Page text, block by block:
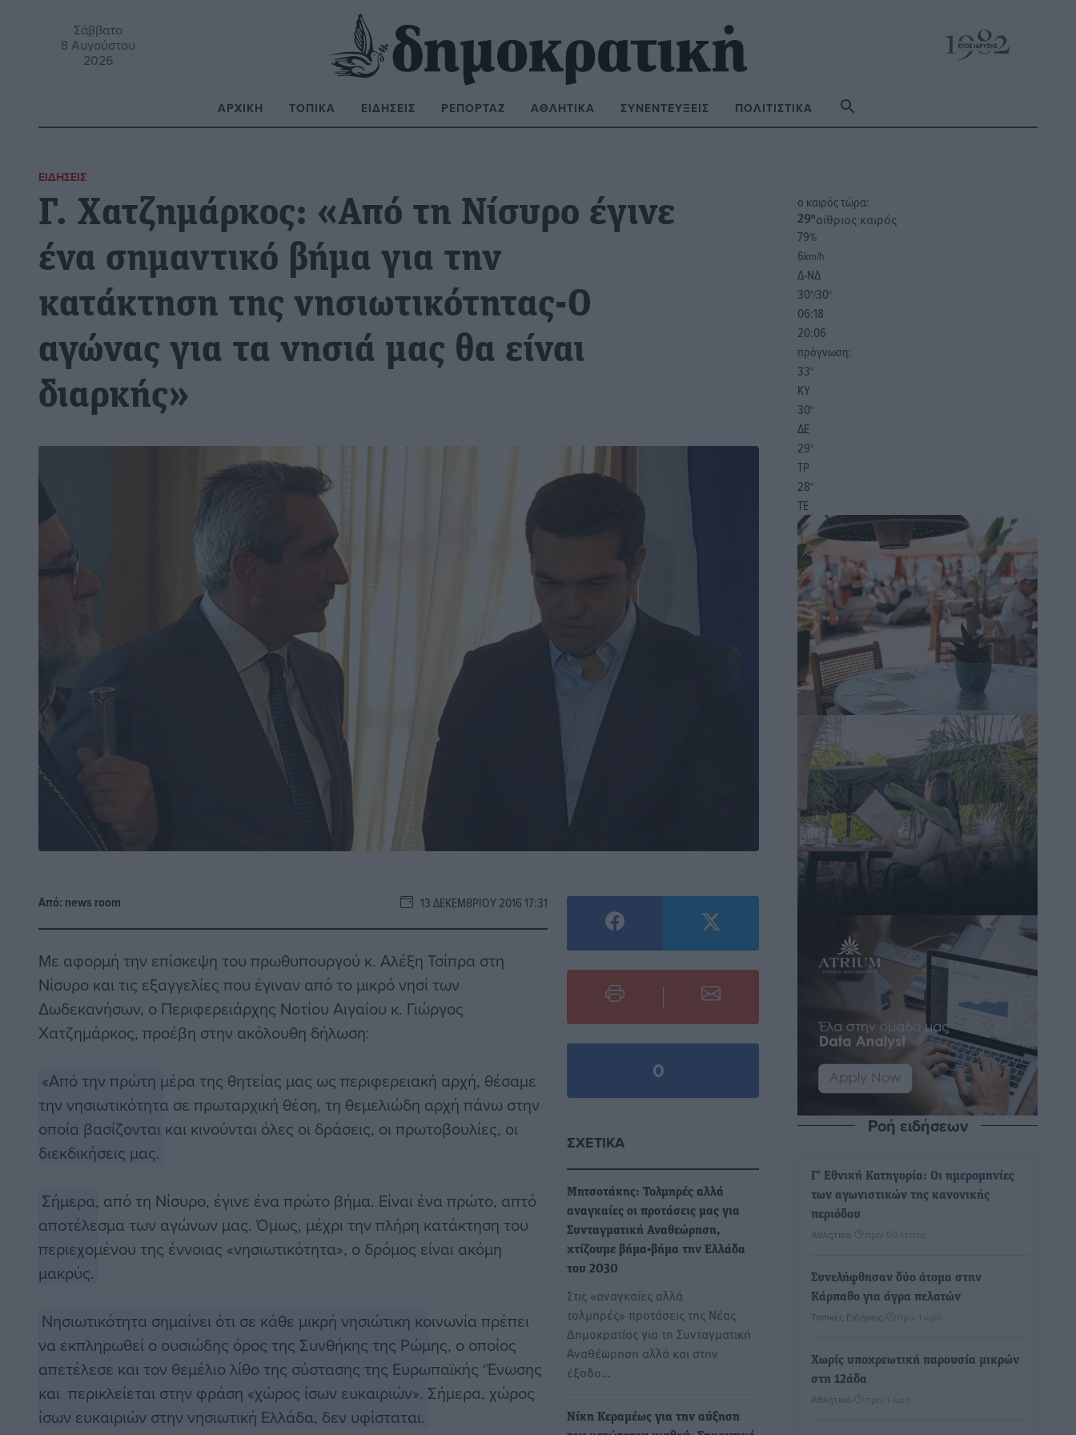
Σάββατο
8 Αυγούστου
2026
ΑΡΧΙΚΉ ΤΟΠΙΚΆ ΕΙΔΉΣΕΙΣ ΡΕΠΟΡΤΆΖ ΑΘΛΗΤΙΚΆ ΣΥΝΕΝΤΕΎΞΕΙΣ ΠΟΛΙΤΙΣΤΙΚΆ
ΕΙΔΉΣΕΙΣ
Γ. Χατζημάρκος: «Από τη Νίσυρο έγινε
ένα σημαντικό βήμα για την
κατάκτηση της νησιωτικότητας-Ο
αγώνας για τα νησιά μας θα είναι
διαρκής»
Από: news room 13 ΔΕΚΕΜΒΡΊΟΥ 2016 17:31
Με αφορμή την επίσκεψη του πρωθυπουργού κ. Αλέξη Τσίπρα στη
Νίσυρο και τις εξαγγελίες που έγιναν από το μικρό νησί των
Δωδεκανήσων, ο Περιφερειάρχης Νοτίου Αιγαίου κ. Γιώργος
Χατζημάρκος, προέβη στην ακόλουθη δήλωση:
«Από την πρώτη μέρα της θητείας μας ως περιφερειακή αρχή, θέσαμε
την νησιωτικότητα σε πρωταρχική θέση, τη θεμελιώδη αρχή πάνω στην
οποία βασίζονται και κινούνται όλες οι δράσεις, οι πρωτοβουλίες, οι
διεκδικήσεις μας.
Σήμερα, από τη Νίσυρο, έγινε ένα πρώτο βήμα. Είναι ένα πρώτο, απτό
αποτέλεσμα των αγώνων μας. Όμως, μέχρι την πλήρη κατάκτηση του
περιεχομένου της έννοιας «νησιωτικότητα», ο δρόμος είναι ακόμη
μακρύς.
Νησιωτικότητα σημαίνει ότι σε κάθε μικρή νησιώτικη κοινωνία πρέπει
να εκπληρωθεί ο ουσιώδης όρος της Συνθήκης της Ρώμης, ο οποίος
απετέλεσε και τον θεμέλιο λίθο της σύστασης της Ευρωπαϊκής ‘Ένωσης
και περικλείεται στην φράση «χώρος ίσων ευκαιριών». Σήμερα, χώρος
ίσων ευκαιριών στην νησιωτική Ελλάδα, δεν υφίσταται.
0
ΣΧΕΤΙΚΆ
Μητσοτάκης: Τολμηρές αλλά
αναγκαίες οι προτάσεις μας για
Συνταγματική Αναθεώρηση,
χτίζουμε βήμα-βήμα την Ελλάδα
του 2030
Στις «αναγκαίες αλλά
τολμηρές» προτάσεις της Νέας
Δημοκρατίας για τη Συνταγματική
Αναθέωρηση αλλά και στην
έξοδο…
Νίκη Κεραμέως για την αύξηση
o καιρός τώρα:
29°αίθριος καιρός
79%
6km/h
Δ-ΝΔ
30°/30°
06:18
20:06
πρόγνωση:
33°
ΚΥ
30°
ΔΕ
29°
ΤΡ
28°
ΤΕ
Ροή ειδήσεων
Γ’ Εθνική Κατηγορία: Οι ημερομηνίες
των αγωνιστικών της κανονικής
περιόδου
Αθλητικά πριν 50 λεπτά
Συνελήφθησαν δύο άτομα στην
Κάρπαθο για άγρα πελατών
Τοπικές Ειδήσεις πριν 1 ώρα
Χωρίς υποχρεωτική παρουσία μικρών
στη 12άδα
Αθλητικά πριν 1 ώρα